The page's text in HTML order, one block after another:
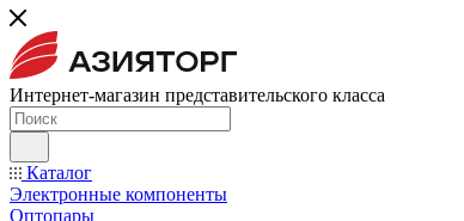
Интернет-магазин представительского класса
Каталог
Электронные компоненты
Оптопары